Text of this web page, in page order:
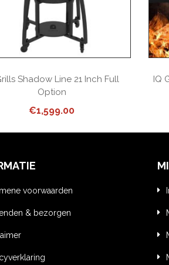
Shadow Line 21 Inch Full
Option
€1,599.00
IQ
voorwaarden
& bezorgen